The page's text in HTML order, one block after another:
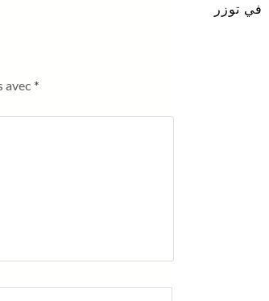
avec *
في توزر